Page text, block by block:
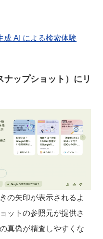
成 AI による検索体験
ップショット）にリ
の矢印が表示されるよ
ットの参照元が提供さ
真偽が精査しやすくな